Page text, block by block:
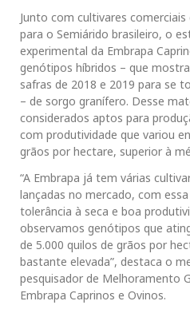
Junto com cultivares comerciais
para o Semiárido brasileiro, o
experimental da Embrapa
genótipos híbridos – que
safras de 2018 e 2019 para se
– de sorgo granífero. Desse
considerados aptos para
com produtividade que variou
grãos por hectare, superior à
“A Embrapa já tem várias
lançadas no mercado, com
tolerância à seca e boa
observamos genótipos que
de 5.000 quilos de grãos por
bastante elevada”, destaca o
pesquisador de Melhoramento
Embrapa Caprinos e Ovinos.